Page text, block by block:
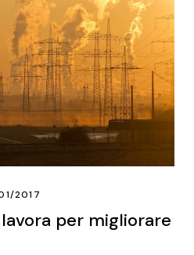
2017
per migliorare